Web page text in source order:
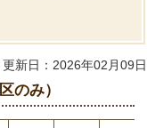
更新日：2026年02月09日
のみ）